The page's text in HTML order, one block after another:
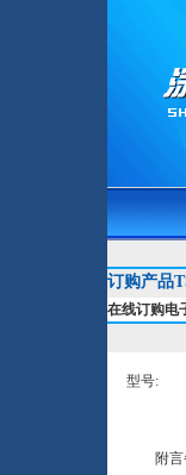
订购产品
在线订购电
型号:
附